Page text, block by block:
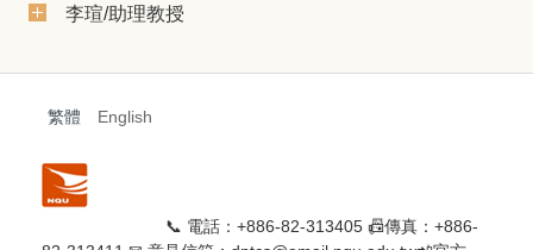
李瑄/助理教授
繁體 English
📞 電話：+886-82-313405 📠傳真：+886-